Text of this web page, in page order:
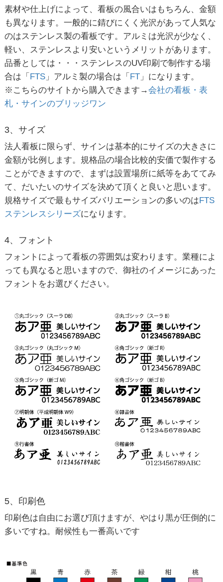
素材や仕上げによって、看板の風合いはもちろん、金額
も異なります。一般的に錆びにくく光沢があって人気な
のはステンレス製の看板です。アルミは光沢が少なく、
軽い、ステンレスより安いというメリットがあります。
品番としては・・・ステンレスのUV印刷で制作する場
合は「 FTS 」アルミ製の場合は「 FT 」になります。
※こちらのサイトから購入できます→会社の看板・表
札・サインのブリッジワン
3、サイズ
法人看板に限らず、サインは基本的にサイズの大きさに
金額が比例します。規格品の場合比較的安価で製作する
ことができますので、まずは設置場所に紙等をあててみ
て、だいたいのサイズを決めて頂くと良いと思います。
規格サイズで最もサイズバリエーションの多いのはFTS
ステンレスシリーズになります。
4、フォント
フォントによって看板の雰囲気は変わります。業種によ
っても異なると思いますので、御社のイメージにあった
フォントをお選びください。
5、印刷色
印刷色は自由にお選び頂けますが、やはり黒が圧倒的に
多いですね。耐候性も一番高いです